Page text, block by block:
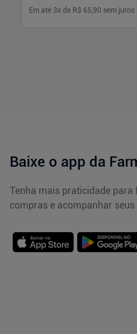
Em até 3x de R$ 65,90 sem juros
Baixe o app da
Tenha mais praticidade para
compras e acompanhar